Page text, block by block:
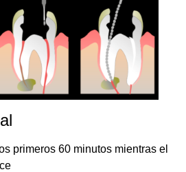
primeros 60 minutos mientras el